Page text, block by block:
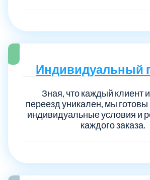
Индивидуальный
Зная, что каждый клиент
переезд уникален, мы
индивидуальные условия и
каждого заказа.